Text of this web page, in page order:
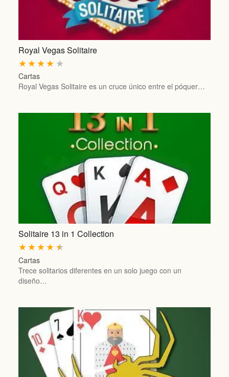
Royal Vegas Solitaire
★
★
★
★
★
Cartas
Royal Vegas Solitaire es un cruce único entre el póquer…
Solitaire 13 in 1 Collection
★
★
★
★
★
Cartas
Trece solitarios diferentes en un solo juego con un
diseño…